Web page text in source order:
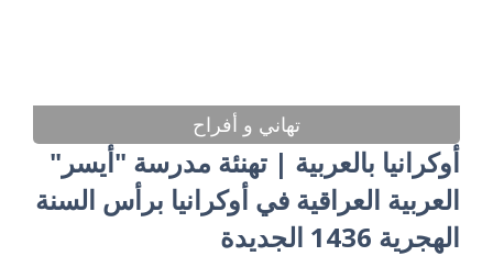
تهاني و أفراح
أوكرانيا بالعربية | تهنئة مدرسة "أيسر"
العربية العراقية في أوكرانيا برأس السنة
الهجرية 1436 الجديدة